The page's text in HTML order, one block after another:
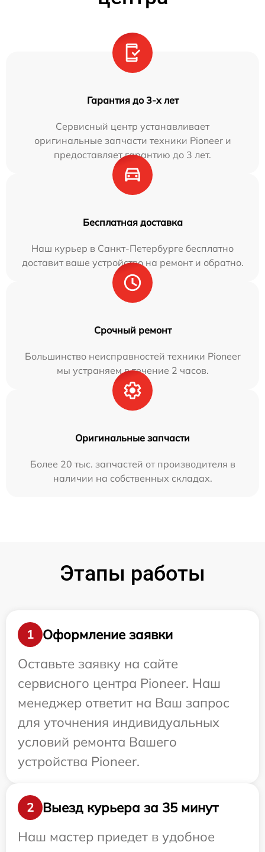
Гарантия до 3-х лет
Сервисный центр устанавливает
оригинальные запчасти техники Pioneer и
предоставляет гарантию до 3 лет.
Бесплатная доставка
Наш курьер в Санкт-Петербурге бесплатно
доставит ваше устройство на ремонт и обратно.
Срочный ремонт
Большинство неисправностей техники Pioneer
мы устраняем в течение 2 часов.
Оригинальные запчасти
Более 20 тыс. запчастей от производителя в
наличии на собственных складах.
Этапы работы
1
Оформление заявки
Оставьте заявку на сайте
сервисного центра Pioneer. Наш
менеджер ответит на Ваш запрос
для уточнения индивидуальных
условий ремонта Вашего
устройства Pioneer.
2
Выезд курьера за 35 минут
Наш мастер приедет в удобное